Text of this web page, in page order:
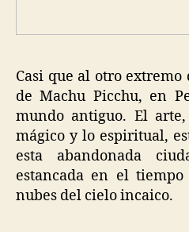
Casi que al otro
de Machu Picchu, en
mundo antiguo. El
mágico y lo espiritual,
esta abandonada
estancada en el
nubes del cielo incaico.